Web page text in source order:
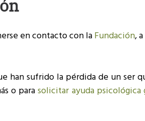
en contacto con laFundación,
han sufrido la pérdida de un ser
o parasolicitar ayuda psicológica